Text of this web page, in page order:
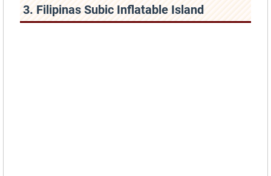
3. Filipinas Subic Inflatable Island